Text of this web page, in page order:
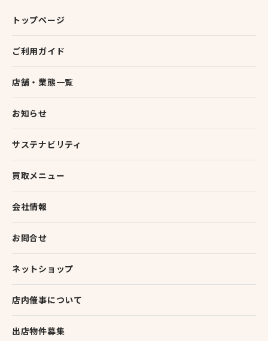
トップページ
ご利用ガイド
店舗・業態一覧
お知らせ
サステナビリティ
買取メニュー
会社情報
お問合せ
ネットショップ
店内催事について
出店物件募集